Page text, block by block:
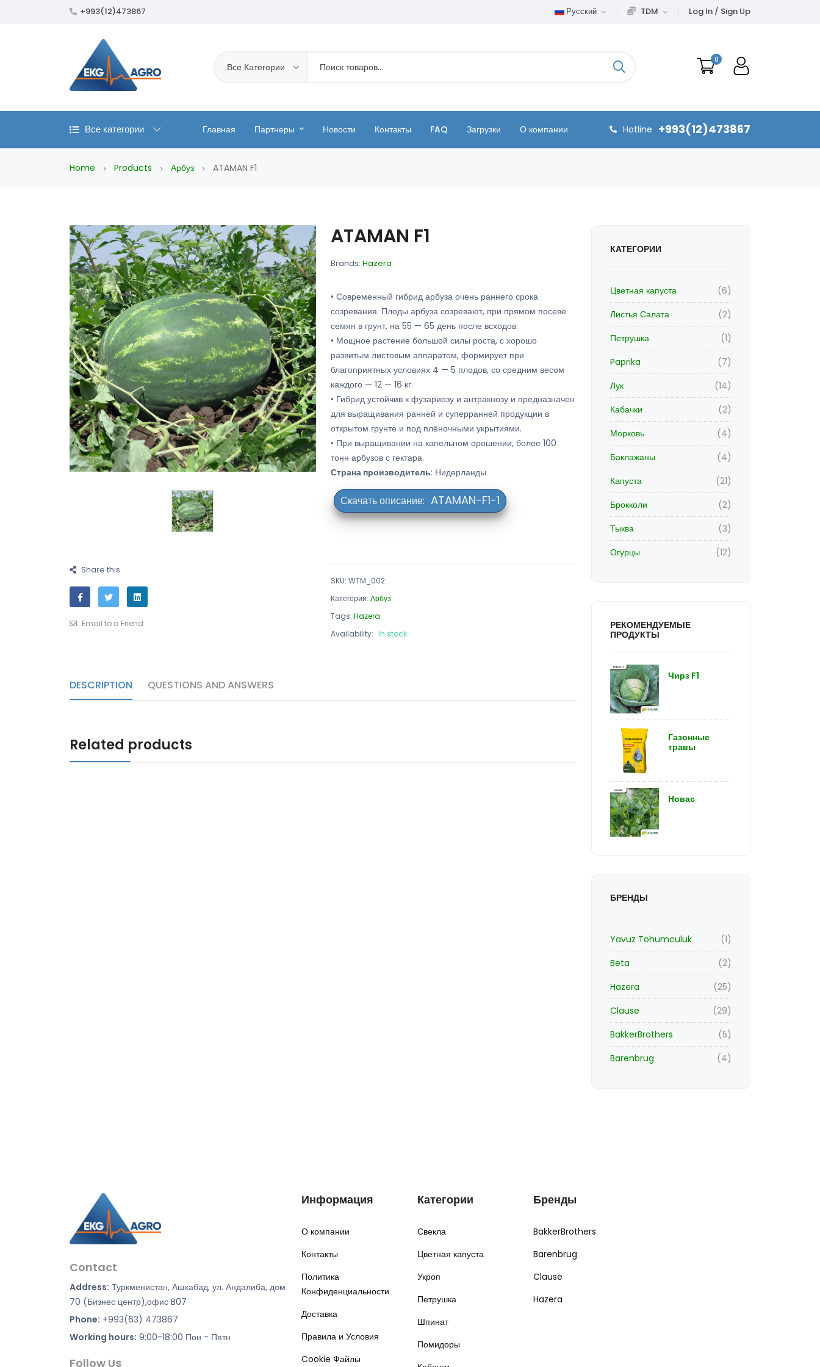
+993(12)473867 Русский TDM Log In / Sign Up
Все Категории
0
Все категории Главная Партнеры Новости Контакты FAQ Загрузки О компании Hotline +993(12)473867
Home Products Арбуз ATAMAN F1
Share this
Email to a Friend
ATAMAN F1
Brands: Hazera
• Современный гибрид арбуза очень раннего срока
созревания. Плоды арбуза созревают, при прямом посеве
семян в грунт, на 55 — 65 день после всходов.
• Мощное растение большой силы роста, с хорошо
развитым листовым аппаратом, формирует при
благоприятных условиях 4 — 5 плодов, со средним весом
каждого — 12 — 16 кг.
• Гибрид устойчив к фузариозу и антракнозу и предназначен
для выращивания ранней и суперранней продукции в
открытом грунте и под плёночными укрытиями.
• При выращивании на капельном орошении, более 100
тонн арбузов с гектара.
Страна производитель: Нидерланды
ATAMAN-F1-1
SKU: WTM_002
Категории: Арбуз
Tags: Hazera
Availability: In stock
DESCRIPTION QUESTIONS AND ANSWERS
Related products
КАТЕГОРИИ
Цветная капуста
(6)
Листья Салата
(2)
Петрушка
(1)
Paprika
(7)
Лук
(14)
Кабачки
(2)
Морковь
(4)
Баклажаны
(4)
Капуста
(21)
Брокколи
(2)
Тыква
(3)
Огурцы
(12)
РЕКОМЕНДУЕМЫЕ
ПРОДУКТЫ
Чирз F1
Газонные
травы
Новас
БРЕНДЫ
Yavuz Tohumculuk
(1)
Beta
(2)
Hazera
(25)
Clause
(29)
BakkerBrothers
(5)
Barenbrug
(4)
Contact
Address: Туркменистан, Ашхабад, ул. Андалиба, дом
70 (Бизнес центр),офис B07
Phone: +993(63) 473867
Working hours: 9:00-18:00 Пон - Пятн
Follow Us
Информация
О компании
Контакты
Политика
Конфиденциальности
Доставка
Правила и Условия
Cookie Файлы
Категории
Свекла
Цветная капуста
Укроп
Петрушка
Шпинат
Помидоры
Бренды
BakkerBrothers
Barenbrug
Clause
Hazera